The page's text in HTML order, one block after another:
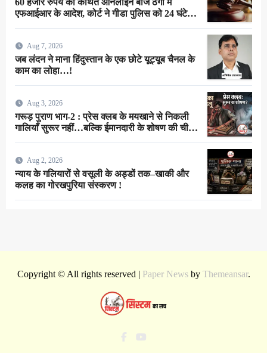
60 हजार रुपये की कथित ऑनलाइन बीज ठगी में
एफआईआर के आदेश, कोर्ट ने गीडा पुलिस को 24 घंटे में
Aug 7, 2026
जब लंदन ने माना हिंदुस्तान के एक छोटे यूट्यूब चैनल के
काम का लोहा…!
Aug 3, 2026
गरूड़ पुराण भाग-2 : प्रेस क्लब के मयखाने से निकली
गालियाँ सुरूर नहीं…बल्कि ईमानदारी के शोषण की चीख
Aug 2, 2026
न्याय के गलियारों से वसूली के अड्डों तक–खाकी और
कलह का गोरखपुरिया संस्करण !
Copyright © All rights reserved | Paper Newsby Themeansar.